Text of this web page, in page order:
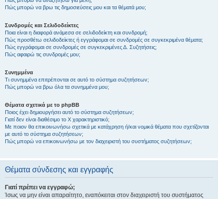
Πώς μπορώ να βρω τις δημοσιεύσεις μου και τα θέματά μου;
Συνδρομές και Σελιδοδείκτες
Ποια είναι η διαφορά ανάμεσα σε σελιδοδείκτη και συνδρομή;
Πώς προσθέτω σελιδοδείκτες ή εγγράφομαι σε συνδρομές σε συγκεκριμένα θέματα;
Πώς εγγράφομαι σε συνδρομές σε συγκεκριμένες Δ. Συζητήσεις;
Πώς αφαιρώ τις συνδρομές μου;
Συνημμένα
Τι συνημμένα επιτρέπονται σε αυτό το σύστημα συζητήσεων;
Πώς μπορώ να βρω όλα τα συνημμένα μου;
Θέματα σχετικά με το phpBB
Ποιος έχει δημιουργήσει αυτό το σύστημα συζητήσεων;
Γιατί δεν είναι διαθέσιμο το Χ χαρακτηριστικό;
Με ποιον θα επικοινωνήσω σχετικά με κατάχρηση ή/και νομικά θέματα που σχετίζονται
με αυτό το σύστημα συζητήσεων;
Πώς μπορώ να επικοινωνήσω με τον διαχειριστή του συστήματος συζητήσεων;
Θέματα σύνδεσης και εγγραφής
Γιατί πρέπει να εγγραφώ;
Ίσως να μην είναι απαραίτητο, εναπόκειται στον διαχειριστή του συστήματος